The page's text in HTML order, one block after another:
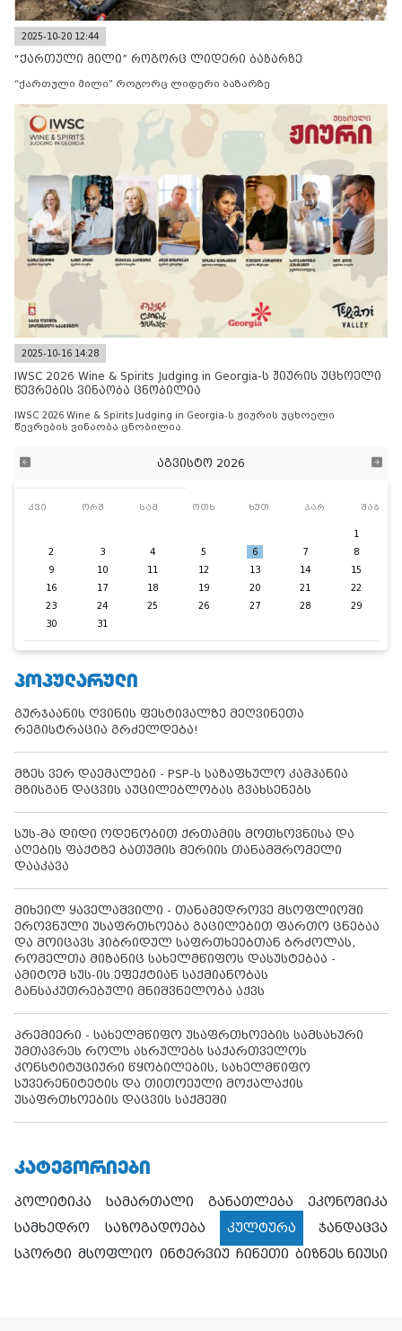
2025-10-20 12:44
“ქართული მილი” როგორც ლიდერი ბაზარზე
“ქართული მილი” როგორც ლიდერი ბაზარზე
2025-10-16 14:28
IWSC 2026 Wine & Spirits Judging in Georgia-ს ჟიურის უცხოელი
წევრების ვინაობა ცნობილია
IWSC 2026 Wine & Spirits Judging in Georgia-ს ჟიურის უცხოელი
წევრების ვინაობა ცნობილია
აგვისტო 2026
კვი ორშ სამ ოთხ ხუთ პარ შაბ
1
2
3 4 5 6 7
8
9
10 11 12 13 14
15
16
17 18 19 20 21
22
23
24 25 26 27 28
29
30
31
ᲞᲝᲞᲣᲚᲐᲠᲣᲚᲘ
გურჯაანის ღვინის ფესტივალზე მეღვინეთა
რეგისტრაცია გრძელდება!
მზეს ვერ დაემალები - PSP-ს საზაფხულო კამპანია
მზისგან დაცვის აუცილებლობას გვახსენებს
სუს-მა დიდი ოდენობით ქრთამის მოთხოვნისა და
აღების ფაქტზე ბათუმის მერიის თანამშრომელი
დააკავა
მიხეილ ყაველაშვილი - თანამედროვე მსოფლიოში
ეროვნული უსაფრთხოება გაცილებით ფართო ცნებაა
და მოიცავს ჰიბრიდულ საფრთხეებთან ბრძოლას,
რომელთა მიზანიც სახელმწიფოს დასუსტებაა -
ამიტომ სუს-ის ეფექტიან საქმიანობას
განსაკუთრებული მნიშვნელობა აქვს
პრემიერი - სახელმწიფო უსაფრთხოების სამსახური
უმთავრეს როლს ასრულებს საქართველოს
კონსტიტუციური წყობილების, სახელმწიფო
სუვერენიტეტის და თითოეული მოქალაქის
უსაფრთხოების დაცვის საქმეში
ᲙᲐᲢᲔᲒᲝᲠᲘᲔᲑᲘ
პოლიტიკა სამართალი განათლება
ეკონომიკა
სამხედრო
საზოგადოება კულტურა
ჯანდაცვა
სპორტი მსოფლიო ინტერვიუ ჩინეთი ბიზნეს ნიუსი